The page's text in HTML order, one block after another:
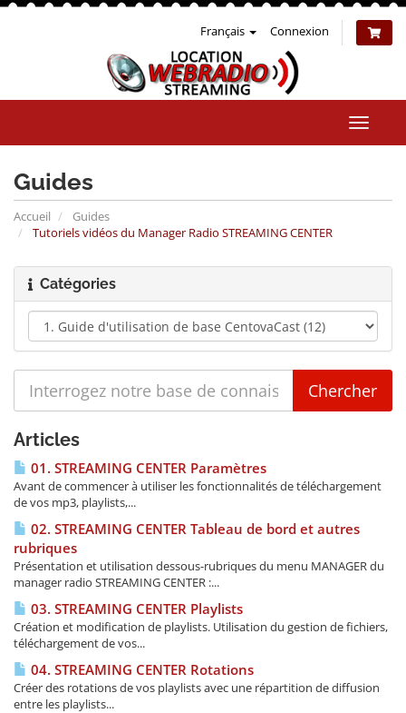
Français Connexion
la
Guides
Accueil
Guides
Tutoriels vidéos du Manager Radio STREAMING CENTER
Catégories
Articles
01. STREAMING CENTER Paramètres
Avant de commencer à utiliser les fonctionnalités de téléchargement
de vos mp3, playlists,...
02. STREAMING CENTER Tableau de bord et autres
rubriques
Présentation et utilisation dessous-rubriques du menu MANAGER du
manager radio STREAMING CENTER :...
03. STREAMING CENTER Playlists
Création et modification de playlists. Utilisation du gestion de fichiers,
téléchargement de vos...
04. STREAMING CENTER Rotations
Créer des rotations de vos playlists avec une répartition de diffusion
entre les playlists...